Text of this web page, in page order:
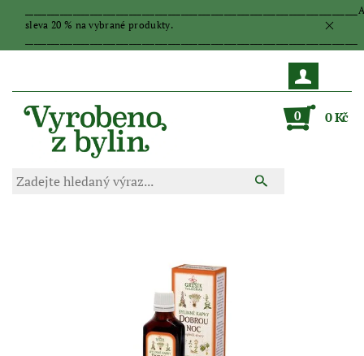
sleva 20 % na vybrané produkty.
0 0 Kč